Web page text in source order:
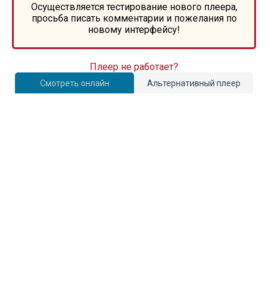
Осуществляется тестирование нового плеера,
просьба писать комментарии и пожелания по
новому интерфейсу!
Смотреть онлайн Альтернативный плеер
Плеер не работает?